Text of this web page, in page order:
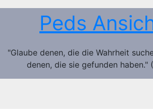
Zum
Peds
"Glaube denen, die die Wahrheit
denen, die sie gefunden haben."